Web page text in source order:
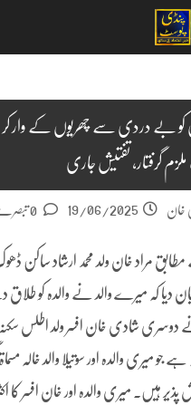
کو بے دردی سے چھریوں کے وار
گرفتار، تفتیش جاری
خان 19/06/2025
مراد خان ولد محمد ارشاد ساکن
بیان دیا کہ میرے والد نے والدہ کو
دوسری شادی خان افسر ولد اطلس سکنہ
ہے جو میری والدہ اور سوتیلا والد خالہ
ہیں۔ میری والدہ اور خان افسر کا اکثر